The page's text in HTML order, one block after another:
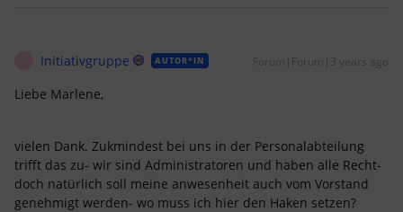
Initiativgruppe AUTOR*IN Forum|Forum|3 years ago
Liebe Marlene,
vielen Dank. Zukmindest bei uns in der Personalabteilung
trifft das zu- wir sind Administratoren und haben alle Recht-
doch natürlich soll meine anwesenheit auch vom Vorstand
genehmigt werden- wo muss ich hier den Haken setzen?